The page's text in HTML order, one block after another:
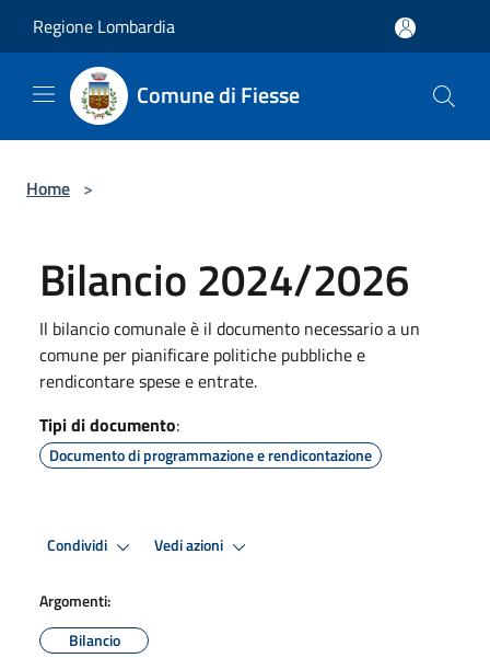
Regione Lombardia
Comune di Fiesse
Home >
Bilancio 2024/2026
Il bilancio comunale è il documento necessario a un
comune per pianificare politiche pubbliche e
rendicontare spese e entrate.
Tipi di documento:
Documento di programmazione e rendicontazione
Condividi Vedi azioni
Argomenti:
Bilancio